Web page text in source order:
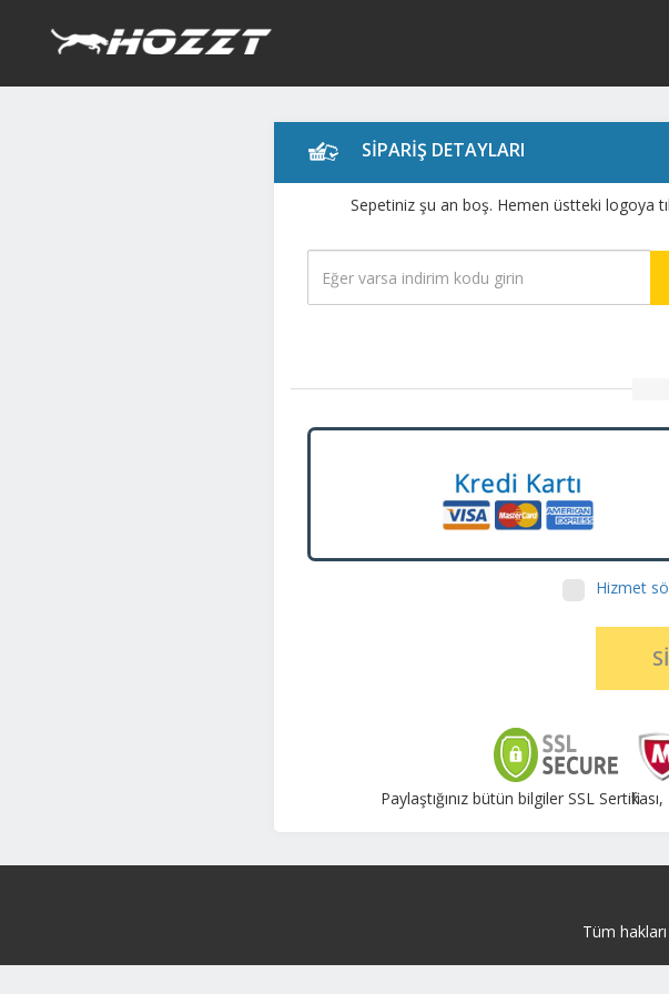
SİPARİŞ DETAYLARI
Sepetiniz şu an boş. Hemen üstteki logoya
Hizmet
Paylaştığınız bütün bilgiler SSL
Tüm